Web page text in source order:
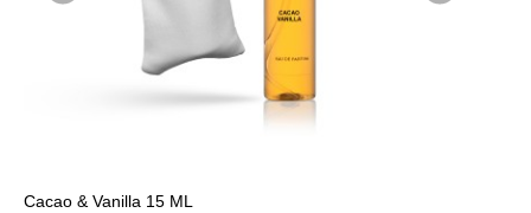
Cacao & Vanilla 15 ML